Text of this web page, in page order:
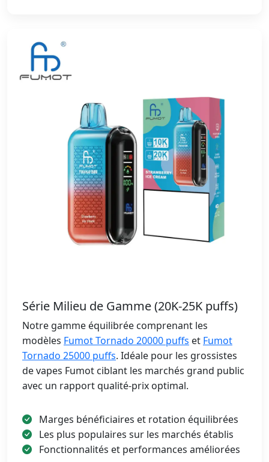
Série Milieu de Gamme (20K-25K puffs)
Notre gamme équilibrée comprenant les
modèles Fumot Tornado 20000 puffs et Fumot
Tornado 25000 puffs. Idéale pour les grossistes
de vapes Fumot ciblant les marchés grand public
avec un rapport qualité-prix optimal.
Marges bénéficiaires et rotation équilibrées
Les plus populaires sur les marchés établis
Fonctionnalités et performances améliorées